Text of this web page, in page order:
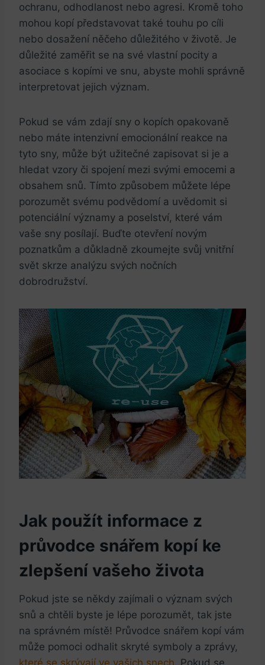
ochranu, odhodlanost nebo agresi. Kromě toho
mohou kopí představovat také touhu po cíli
nebo dosažení něčeho důležitého v životě. Je
důležité zaměřit se na své vlastní pocity a
asociace s kopími ve snu, abyste mohli správně
interpretovat jejich význam.
Pokud se vám zdají sny o kopích opakovaně
nebo máte intenzivní emocionální reakce na
tyto sny, může být užitečné zapisovat si je a
hledat vzory či spojení mezi svými emocemi a
obsahem snů. Tímto způsobem můžete lépe
porozumět svému podvědomí a uvědomit si
potenciální významy a poselství, které vám
vaše sny posílají. Buďte otevření novým
poznatkům a důkladně zkoumejte svůj vnitřní
svět skrze analýzu svých nočních
dobrodružství.
Jak použít informace z
průvodce snářem kopí ke
zlepšení vašeho života
Pokud jste se někdy zajímali o význam svých
snů a chtěli byste je lépe porozumět, tak jste
na správném místě! Průvodce snářem kopí vám
může pomoci odhalit skryté symboly a zprávy,
které se skrývají ve vašich snech. Pokud se